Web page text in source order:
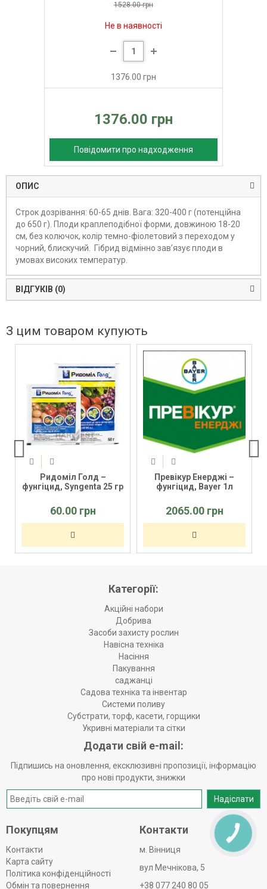
1528.00 грн
Не в наявності
1376.00 грн
1376.00 грн
Повідомити про надходження
ОПИС
Строк дозрівання: 60-65 днів. Вага: 320-400 г (потенційна
до 650 г). Плоди краплеподібної форми, довжиною 18-20
см, без колючок, колір темно-фіолетовий з переходом у
чорний, блискучий. Гібрид відмінно зав’язує плоди в
умовах високих температур.
ВІДГУКІВ (0)
З цим товаром купують
Ридоміл Голд –
фунгіцид, Syngenta 25 гр
60.00 грн
Превікур Енерджі –
фунгіцид, Bayer 1л
2065.00 грн
Категорії:
Акційні набори
Добрива
Засоби захисту рослин
Навісна техніка
Насіння
Пакування
саджанці
Садова техніка та інвентар
Системи поливу
Субстрати, торф, касети, горщики
Укривні матеріали та сітки
Додати свій e-mail:
Підпишись на оновлення, ексклюзивні пропозиції, інформацію
про нові продукти, знижки
Надіслати
Покупцям
Контакти
Карта сайту
Політика конфіденційності
Обмін та повернення
Контакти
м. Вінниця
вул Мечнікова, 5
+38 077 240 80 05
КНОПКА
ЗВ'ЯЗКУ